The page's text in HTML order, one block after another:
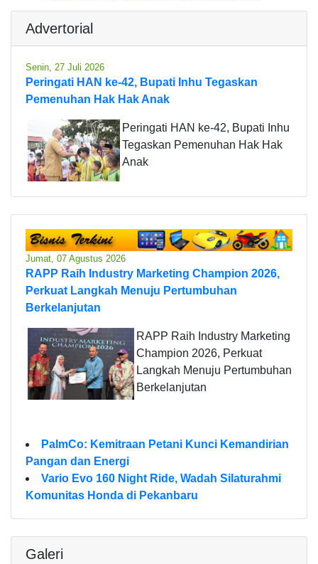
Advertorial
Senin, 27 Juli 2026
Peringati HAN ke-42, Bupati Inhu Tegaskan
Pemenuhan Hak Hak Anak
Peringati HAN ke-42, Bupati Inhu
Tegaskan Pemenuhan Hak Hak
Anak
Jumat, 07 Agustus 2026
RAPP Raih Industry Marketing Champion 2026,
Perkuat Langkah Menuju Pertumbuhan
Berkelanjutan
RAPP Raih Industry Marketing
Champion 2026, Perkuat
Langkah Menuju Pertumbuhan
Berkelanjutan
PalmCo: Kemitraan Petani Kunci Kemandirian
Pangan dan Energi
Vario Evo 160 Night Ride, Wadah Silaturahmi
Komunitas Honda di Pekanbaru
Galeri